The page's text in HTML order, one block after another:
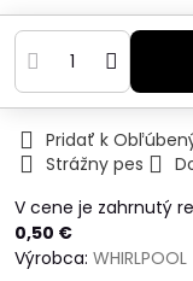
Pridať k
Strážny pes
V cene je zahrnutý
0,50 €
Výrobca: WHIRLPOOL